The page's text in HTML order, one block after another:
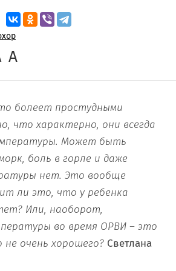
A
болеет простудными
что характерно, они всегда
Может быть
боль в горле и даже
нет. Это вообще
ли это, что у ребенка
Или, наоборот,
во время ОРВИ – это
очень хорошего? Светлана